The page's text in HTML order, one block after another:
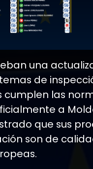
una
de
las
a
que sus
son de